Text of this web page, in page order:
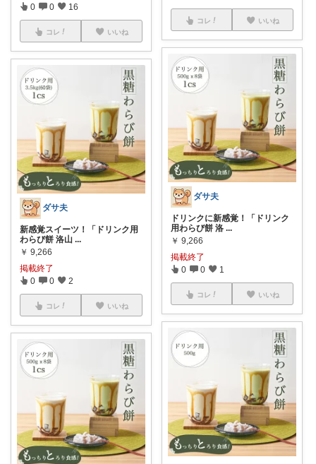
0 0 16
コレ いいね
ダサ夫
新感覚スイーツ！「ドリンク用
わらび餅 洛山 ...
￥ 9,266
掲載終了
0 0 2
コレ いいね
コレ いいね
ダサ夫
ドリンクに新感覚！「ドリンク
用わらび餅 洛 ...
￥ 9,266
掲載終了
0 0 1
コレ いいね